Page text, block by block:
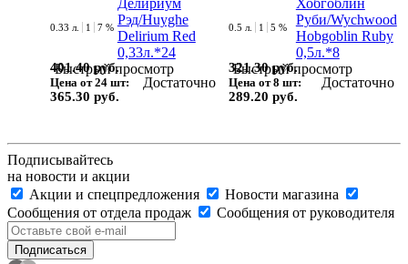
Быстрый просмотр
0.33 л. 1 7 %
401.40 руб.
Цена от 24 шт:
365.30 руб.
Достаточно
Быстрый просмотр
0.5 л. 1 5 %
321.30 руб.
Цена от 8 шт:
289.20 руб.
Достаточно
Подписывайтесь
на новости и акции
Акции и спецпредложения
Новости магазина
Сообщения от отдела продаж
Сообщения от руководителя